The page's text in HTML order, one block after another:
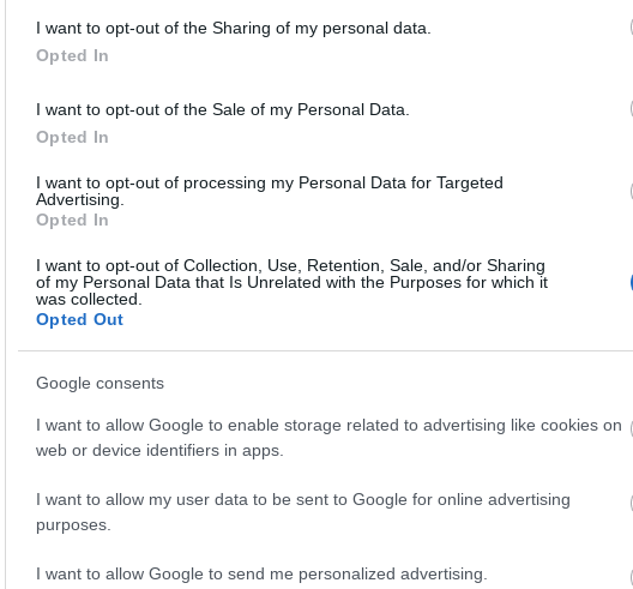
I want to opt-out of the Sharing of my personal data.
Opted In
I want to opt-out of the Sale of my Personal Data.
Opted In
I want to opt-out of processing my Personal Data for Targeted
Advertising.
Opted In
I want to opt-out of Collection, Use, Retention, Sale, and/or Sharing
of my Personal Data that Is Unrelated with the Purposes for which it
was collected.
Opted Out
Google consents
I want to allow Google to enable storage related to advertising like cookies on
web or device identifiers in apps.
I want to allow my user data to be sent to Google for online advertising
purposes.
I want to allow Google to send me personalized advertising.
CHOPPER A KÁLVINON
járgányok, amiket télen még mással
A bicikli nem egyszerűen közlekedési eszköz,
hanem egy igazi stíluselem. Nem kér
hiszen maga öltöztet. És még a városokat is
-